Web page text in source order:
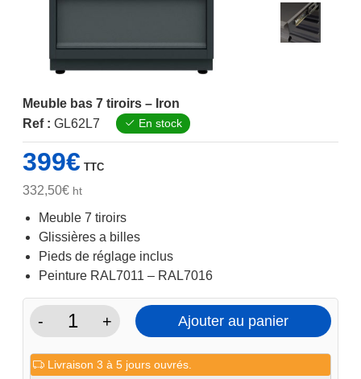
Meuble bas 7 tiroirs – Iron
Ref : GL62L7 En stock
399€ TTC
332,50€ht
Meuble 7 tiroirs
Glissières a billes
Pieds de réglage inclus
Peinture RAL7011 – RAL7016
-
quantité
Meuble
+ Ajouter au panier
Livraison 3 à 5 jours ouvrés.